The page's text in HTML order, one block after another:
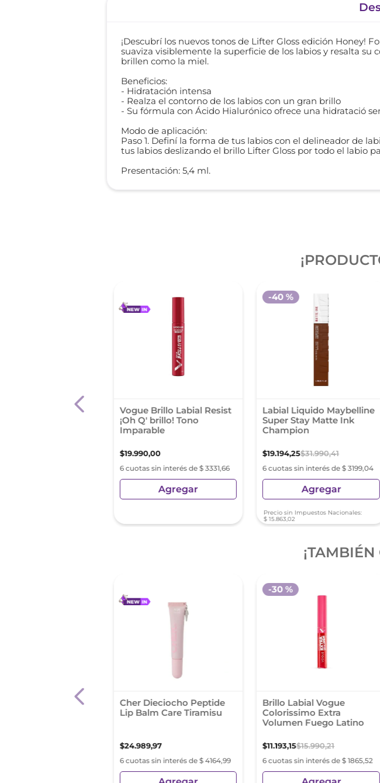
¡Descubrí los nuevos tonos de Lifter Gloss edición Honey!
suaviza visiblemente la superficie de los labios y resalta
brillen como la miel.
Beneficios:
- Hidratación intensa
- Realza el contorno de los labios con un gran brillo
- Su fórmula con Ácido Hialurónico ofrece una hidratació
Modo de aplicación:
Paso 1. Definí la forma de tus labios con el delineador de
tus labios deslizando el brillo Lifter Gloss por todo el labio
Presentación: 5,4 ml.
Liquido Maybelline
Vogue Brillo Labial Resist
¡Oh Q' brillo! Tono
Imparable
$19.990,00
6 cuotas sin interés de $ 3331,66
Agregar
Labial Liquido Maybelline
Super Stay Matte Ink
Champion
$19.194,25$31.990,41
6 cuotas sin interés de $ 3199,04
-40 %
Agregar
Precio sin Impuestos Nacionales:
$ 15.863,02
Liquido Maybelline
Cher Dieciocho Peptide
Lip Balm Care Tiramisu
$24.989,97
6 cuotas sin interés de $ 4164,99
Brillo Labial Vogue
Colorissimo Extra
Volumen Fuego Latino
$11.193,15$15.990,21
6 cuotas sin interés de $ 1865,52
-30 %